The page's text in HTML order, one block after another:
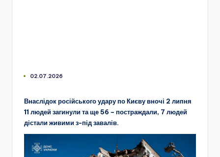
02.07.2026
Внаслідок російського удару по Києву вночі 2 липня
11 людей загинули та ще 56 – постраждали, 7 людей
дістали живими з-під завалів.